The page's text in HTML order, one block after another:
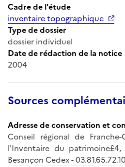
Cadre de l'étude
inventaire topographique
Type de dossier
dossier individuel
Date de rédaction de la notice
2004
Sources
Adresse de conservation et
Conseil régional de
l'Inventaire du patrimoine£4,
Besançon Cedex - 03.81.65.72.10